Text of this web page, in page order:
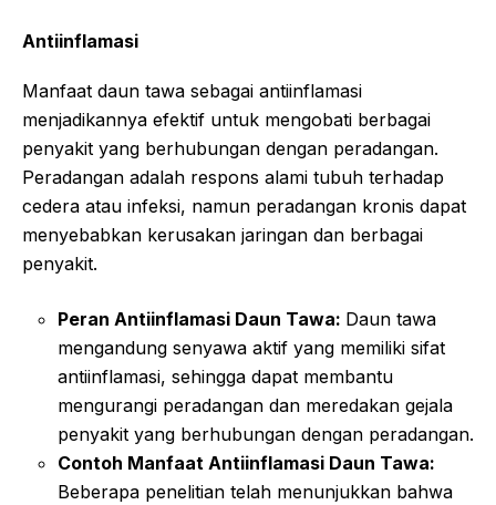
Antiinflamasi
Manfaat daun tawa sebagai antiinflamasi
menjadikannya efektif untuk mengobati berbagai
penyakit yang berhubungan dengan peradangan.
Peradangan adalah respons alami tubuh terhadap
cedera atau infeksi, namun peradangan kronis dapat
menyebabkan kerusakan jaringan dan berbagai
penyakit.
Peran Antiinflamasi Daun Tawa: Daun tawa
mengandung senyawa aktif yang memiliki sifat
antiinflamasi, sehingga dapat membantu
mengurangi peradangan dan meredakan gejala
penyakit yang berhubungan dengan peradangan.
Contoh Manfaat Antiinflamasi Daun Tawa:
Beberapa penelitian telah menunjukkan bahwa